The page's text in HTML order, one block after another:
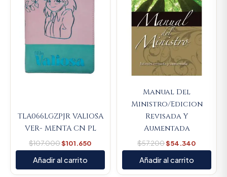
TLA066LGZPJR VALIOSA
VER- MENTA CN PL
$107.000$101.650
Añadir al carrito
Manual Del
Ministro/Edicion
Revisada Y
Aumentada
$57.200$54.340
Añadir al carrito